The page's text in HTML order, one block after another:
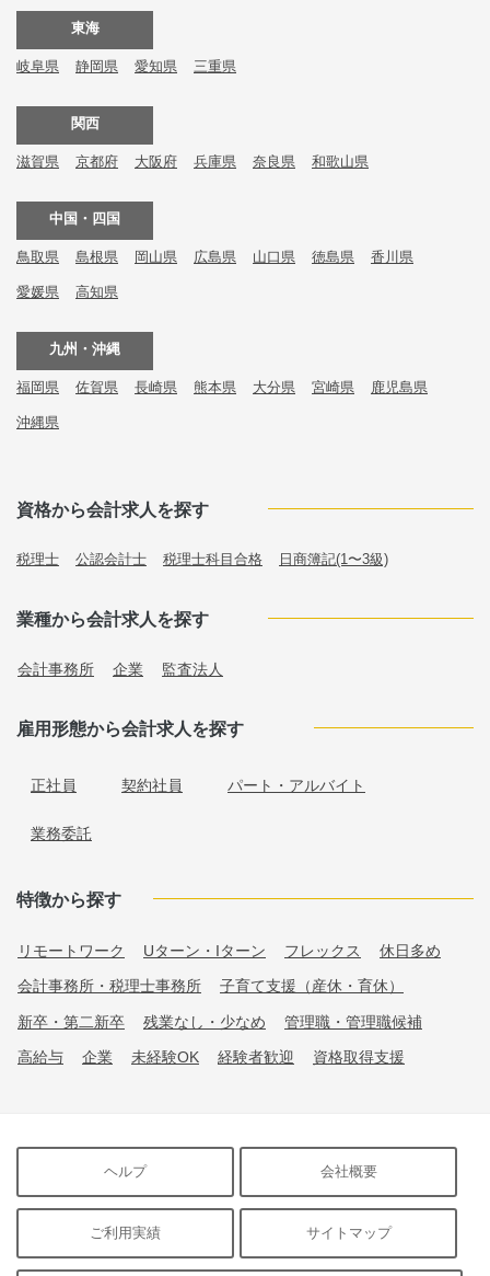
東海
岐阜県 静岡県 愛知県 三重県
関西
滋賀県 京都府 大阪府 兵庫県 奈良県 和歌山県
中国・四国
鳥取県 島根県 岡山県 広島県 山口県 徳島県 香川県
愛媛県 高知県
九州・沖縄
福岡県 佐賀県 長崎県 熊本県 大分県 宮崎県 鹿児島県
沖縄県
資格から会計求人を探す
税理士 公認会計士 税理士科目合格 日商簿記(1〜3級)
業種から会計求人を探す
会計事務所 企業 監査法人
雇用形態から会計求人を探す
正社員 契約社員 パート・アルバイト
業務委託
特徴から探す
リモートワーク Uターン・Iターン フレックス 休日多め
会計事務所・税理士事務所 子育て支援（産休・育休）
新卒・第二新卒 残業なし・少なめ 管理職・管理職候補
高給与 企業 未経験OK 経験者歓迎 資格取得支援
ヘルプ 会社概要
ご利用実績 サイトマップ